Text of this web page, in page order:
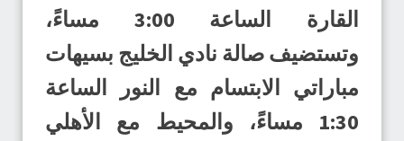
القارة الساعة 3:00 مساءً،
وتستضيف صالة نادي الخليج بسيهات
مباراتي الابتسام مع النور الساعة
1:30 مساءً، والمحيط مع الأهلي